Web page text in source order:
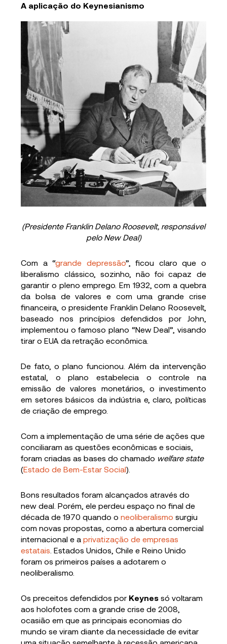
A aplicação do Keynesianismo
(Presidente Franklin Delano Roosevelt, responsável
pelo New Deal)
Com a “grande depressão”, ficou claro que o
liberalismo clássico, sozinho, não foi capaz de
garantir o pleno emprego. Em 1932, com a quebra
da bolsa de valores e com uma grande crise
financeira, o presidente Franklin Delano Roosevelt,
baseado nos princípios defendidos por John,
implementou o famoso plano “New Deal”, visando
tirar o EUA da retração econômica.
De fato, o plano funcionou. Além da intervenção
estatal, o plano estabelecia o controle na
emissão de valores monetários, o investimento
em setores básicos da indústria e, claro, políticas
de criação de emprego.
Com a implementação de uma série de ações que
conciliaram as questões econômicas e sociais,
foram criadas as bases do chamado welfare state
(Estado de Bem-Estar Social).
Bons resultados foram alcançados através do
new deal. Porém, ele perdeu espaço no final de
década de 1970 quando oneoliberalismo surgiu
com novas propostas, como a abertura comercial
internacional e aprivatização de empresas
estatais . Estados Unidos, Chile e Reino Unido
foram os primeiros países a adotarem o
neoliberalismo.
Os preceitos defendidos por Keynes só voltaram
aos holofotes com a grande crise de 2008,
ocasião em que as principais economias do
mundo se viram diante da necessidade de evitar
uma situação semelhante à recessão americana